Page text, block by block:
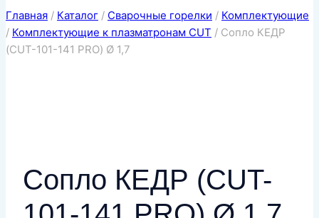
Главная / Каталог / Сварочные горелки / Комплектующие
/ Комплектующие к плазматронам CUT / Сопло КЕДР
(CUT-101-141 PRO) Ø 1,7
Сопло КЕДР (CUT-